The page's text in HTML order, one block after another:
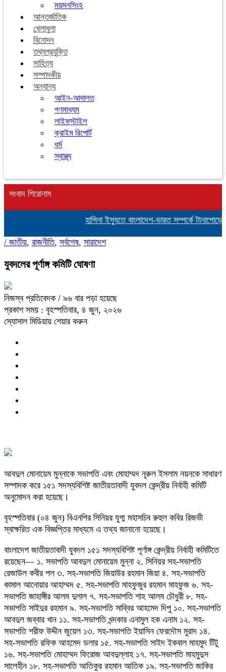
ময়মনসিংহ
আন্তর্জাতিক
খেলাধুলা
বিনোদন
তথ্যপ্রযুক্তি
সাহিত্য
সম্পাদকীয়
অন্যান্য
আইন-আদালত
গণমাধ্যম
লাইফস্টাইল
ক্রাইম রিপোর্ট
ধর্ম
স্বাস্থ্য
সংবাদ শিরোনাম
হাসিনা ইস্যুতে বাংলাদেশ-ভারত সম্পর্কে টানাপোড়েন
/ জাতীয়, রাজনীতি, সর্বশেষ, সারাদেশ
যুবদলের পূর্ণাঙ্গ কমিটি ঘোষণা
নিজস্ব প্রতিবেদক / ৯৬ বার পড়া হয়েছে
প্রকাশ সময় : বৃহস্পতিবার, ৪ জুন, ২০২৬
স্যোসাল মিডিয়ায় শেয়ার করুন
আবদুল মোনায়েম মুন্নাকে সভাপতি এবং মোহাম্মদ নূরুল ইসলাম নয়নকে সাধারণ
সম্পাদক করে ১৫১ সদস্যবিশিষ্ট জাতীয়তাবাদী যুবদল কেন্দ্রীয় নির্বাহী কমিটি
অনুমোদন করা হয়েছে।
বৃহস্পতিবার (০৪ জুন) বিএনপির সিনিয়র যুগ্ম মহাসচিব রুহুল কবির রিজভী
স্বাক্ষরিত এক বিজ্ঞপ্তির মাধ্যমে এ তথ্য জানানো হয়েছে।
বাংলাদেশ জাতীয়তাবাদী যুবদল ১৫১ সদস্যবিশিষ্ট পূর্ণাঙ্গ কেন্দ্রীয় নির্বাহী কমিটিতে
রয়েছেন— ১. সভাপতি আবদুল মোনায়েম মুন্না ২. সিনিয়র সহ-সভাপতি
রেজাউল কবীর পল ৩. সহ-সভাপতি জিয়াউর রহমান জিয়া ৪. সহ-সভাপতি
কামাল আনোয়ার আহাম্মদ ৫. সহ-সভাপতি মাহফুজুর রহমান মাহফুজ ৬. সহ-
সভাপতি জাহাঙ্গীর আলম দুলাল ৭. সহ-সভাপতি শাহ আলম চৌধুরী ৮. সহ-
সভাপতি সাইদুর রহমান ৯. সহ-সভাপতি সাব্বির আহমেদ দিপু ১০. সহ-সভাপতি
আবদুল জব্বার খান ১১. সহ-সভাপতি খন্দকার এনামুল হক এনাম ১২. সহ-
সভাপতি শরীফ উদ্দীন জুয়েল ১৩. সহ-সভাপতি ইয়াসিন ফেরদৌস মুরাদ ১৪.
সহ-সভাপতি রফিক আহমেদ ডলার ১৫. সহ-সভাপতি সাইদ ইকবাল মাহমুদ টিটু
১৬. সহ-সভাপতি মোহাম্মদ ফিরোজ আবদুল্লাহ ১৭. সহ-সভাপতি মাহমুদুস
সালেহীন ১৮. সহ-সভাপতি আতিকুর রহমান আতিক ১৯. সহ-সভাপতি জাকির